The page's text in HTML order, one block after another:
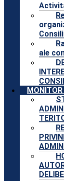
ale